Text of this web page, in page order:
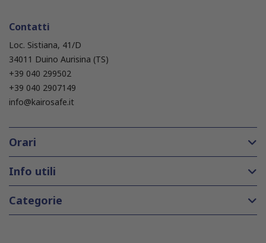
Contatti
Loc. Sistiana, 41/D
34011 Duino Aurisina (TS)
+39 040 299502
+39 040 2907149
info@kairosafe.it
Orari
Info utili
Categorie